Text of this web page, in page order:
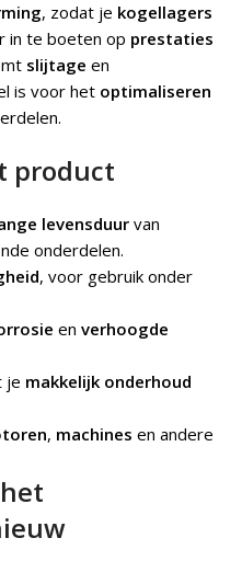
, zodat je kogellagers
in te boeten op prestaties
slijtage en
is voor het optimaliseren
product
levensduur van
onderdelen.
, voor gebruik onder
en verhoogde
je makkelijk onderhoud
, machines en andere